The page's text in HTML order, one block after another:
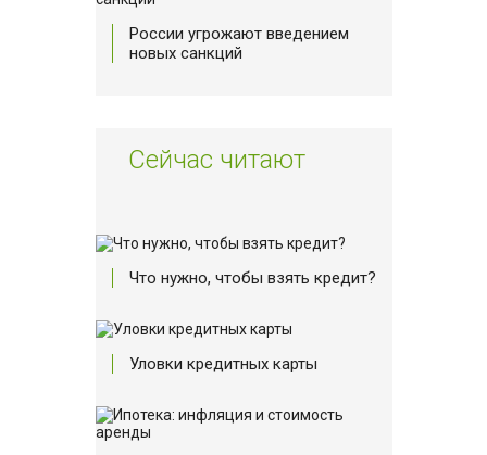
России угрожают введением
новых санкций
Сейчас читают
Что нужно, чтобы взять кредит?
Уловки кредитных карты